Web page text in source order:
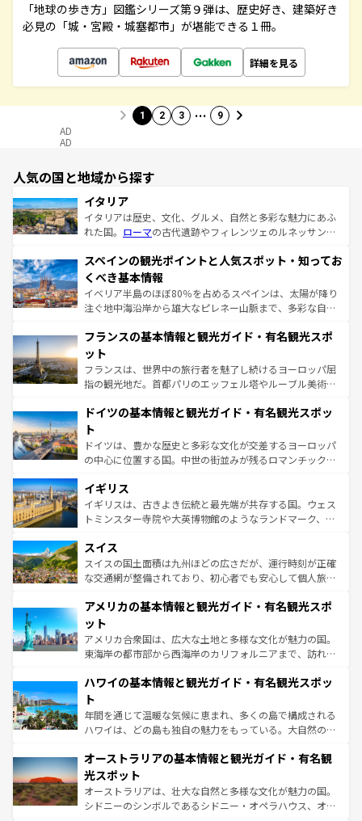
「地球の歩き方」図鑑シリーズ第９弾は、歴史好き、建築好き
必見の「城・宮殿・城塞都市」が堪能できる１冊。
詳細を見る
1 2 3 … 9
AD
AD
人気の国と地域から探す
イタリア
イタリアは歴史、文化、グルメ、自然と多彩な魅力にあふ
れた国。 ローマの古代遺跡やフィレンツェのルネッサンス
ろん、トスカーナの美しい田園風景やアマルフィ海岸の絶
景など、自然景観も見逃せない。観光の合間には、本場の
ピザやパスタなど、絶品のイタリア料理を堪能することも
できる。朝目覚めてから夜眠るまで、すべての瞬間を楽し
なお、新着のイタリア情報はコンテンツ一覧を参照してほ
しい。
スペインの観光ポイントと人気スポット・知ってお
くべき基本情報
イベリア半島のほぼ80％を占めるスペインは、太陽が降り
注ぐ地中海沿岸から雄大なピレネー山脈まで、多彩な自然
文化が根付くこの国では、情熱的なフラメンコ、熱気あふ
れる闘牛、そして美味しいタパスが生活の一部となってい
る。首都マドリードの洗練された雰囲気や、バルセロナの
アートに溢れた街角から、地方では古代ローマ遺跡や中世
せる。地方によって風土や気候が異なるスペインはその個
ンテンツ一覧 を参照してほしい。
フランスの基本情報と観光ガイド・有名観光スポ
ット
フランスは、世界中の旅行者を魅了し続けるヨーロッパ屈
指の観光地だ。首都パリのエッフェル塔やルーブル美術館
で、幅広い魅力が詰まっている。華麗な宮殿、歴史的な大
聖堂、美しいビーチ、そして豊かな自然が、訪れる者を心
から魅了する。また、フランスは美食の国としても知ら
れ、フランス料理はユネスコ無形文化遺産にも登録されて
香り高いラベンダー畑など、多彩な楽しみ方が可能だ。さ
らに、パリ以外の地域にも魅力が溢れており、どの街角に
も豊かな歴史と文化が息づいている。パリ以外の個性あふ
を参照してほしい。
ドイツの基本情報と観光ガイド・有名観光スポッ
ト
ドイツは、豊かな歴史と多彩な文化が交差するヨーロッパ
の中心に位置する国。中世の街並みが残るロマンチック街
顔を持つこの国は、どこを歩いても飽きることがない。ベ
ルリンの文化的活気、バイエルン州のアルプスの絶景、そ
してライン川沿いのワイン畑といった風景は必見。ビール
は、お酒好きな人にはぜひ体験してほしい。 なお、新着の
ドイツ情報はコンテンツ一覧を参照してほしい。
イギリス
イギリスは、古きよき伝統と最先端が共存する国。ウェス
トミンスター寺院や大英博物館のようなランドマーク、歴
リアごとに異なる魅力がある。また、優雅なアフタヌーン
ティー、ビール好きにはたまらない英国パブ、サッカー観
戦など、本場だからこそできる体験も豊富。イギリスを旅
ンツ一覧を参照してほしい。
スイス
スイスの国土面積は九州ほどの広さだが、運行時刻が正確
な交通網が整備されており、初心者でも安心して個人旅行
の建物がそのまま残る町や、スイスならではのユニークな
博物館もあり、アルプス観光だけでなく町歩きも満喫する
ことができる。国民の所得が高いため物価も高いが、旅行
者向けの交通パス提供のサービスもあり、うまく活用すれ
着のスイス情報はコンテンツ一覧を参照してほしい。
アメリカの基本情報と観光ガイド・有名観光スポ
ット
アメリカ合衆国は、広大な土地と多様な文化が魅力の国。
東海岸の都市部から西海岸のカリフォルニアまで、訪れる
のような巨大都市は、観光、ショッピング、エンターテイ
ンメントが詰まった刺激的なスポットだ。一方、アメリカ
西部には大自然が広がり、グランドキャニオンやイエロー
ストーン国立公園といった絶景が堪能できる。さらに、南
文化が魅力。旅行者はアメリカの各地域で異なる魅力を楽
しみながら、その多様性と豊かな歴史を感じることができ
るだろう。車でのロードトリップや列車の旅も、アメリカ
ならではの贅沢な旅のスタイルだ。 なお、新着のアメリカ
情報は コンテンツ一覧 を参照してほしい。
ハワイの基本情報と観光ガイド・有名観光スポッ
ト
年間を通じて温暖な気候に恵まれ、多くの島で構成される
ハワイは、どの島も独自の魅力をもっている。大自然の神
ワイ島は見逃せない。また、定番の観光地といえばオアフ
島だが、静かな自然を求めるならマウイ島やカウアイ島が
おすすめ。エメラルドグリーンに輝く海をはじめ、豊かな
文化や歴史が息づいている。「アロハスピリット」と呼ば
オーストラリアの基本情報と観光ガイド・有名観
光スポット
オーストラリアは、壮大な自然と多様な文化が魅力の国。
シドニーのシンボルであるシドニー・オペラハウス、オー